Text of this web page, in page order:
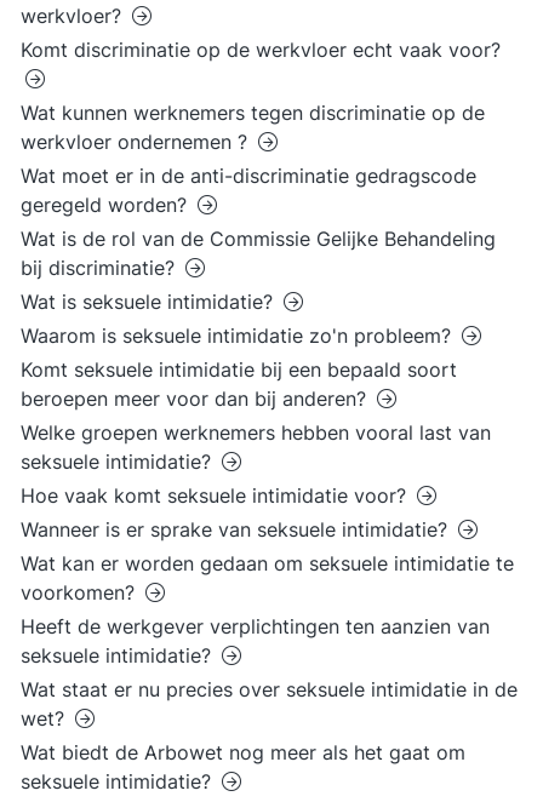
werkvloer?
Komt discriminatie op de werkvloer echt vaak voor?
Wat kunnen werknemers tegen discriminatie op de
werkvloer ondernemen ?
Wat moet er in de anti-discriminatie gedragscode
geregeld worden?
Wat is de rol van de Commissie Gelijke Behandeling
bij discriminatie?
Wat is seksuele intimidatie?
Waarom is seksuele intimidatie zo'n probleem?
Komt seksuele intimidatie bij een bepaald soort
beroepen meer voor dan bij anderen?
Welke groepen werknemers hebben vooral last van
seksuele intimidatie?
Hoe vaak komt seksuele intimidatie voor?
Wanneer is er sprake van seksuele intimidatie?
Wat kan er worden gedaan om seksuele intimidatie te
voorkomen?
Heeft de werkgever verplichtingen ten aanzien van
seksuele intimidatie?
Wat staat er nu precies over seksuele intimidatie in de
wet?
Wat biedt de Arbowet nog meer als het gaat om
seksuele intimidatie?